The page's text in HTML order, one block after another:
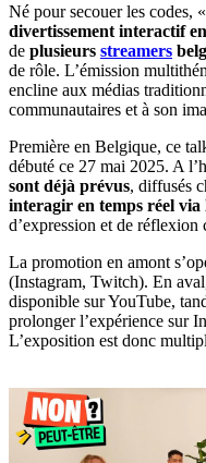
Né pour secouer les codes,
divertissement interactif
de plusieurs streamers
de rôle. L’émission
encline aux médias
communautaires et à son
Première en Belgique, ce
débuté ce 27 mai 2025. A
sont déjà prévus, diffusés
interagir en temps réel via
d’expression et de réflexion
La promotion en amont
(Instagram, Twitch). En
disponible sur YouTube,
prolonger l’expérience sur
L’exposition est donc